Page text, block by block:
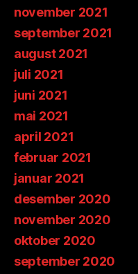
november 2021
september 2021
august 2021
juli 2021
juni 2021
mai 2021
april 2021
februar 2021
januar 2021
desember 2020
november 2020
oktober 2020
september 2020